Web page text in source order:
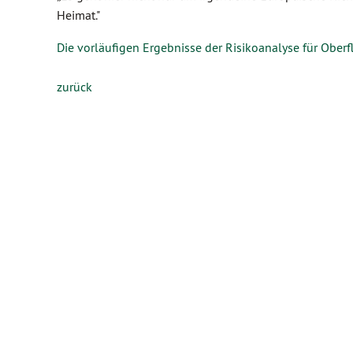
Heimat."
Die vorläufigen Ergebnisse der Risikoanalyse für
zurück